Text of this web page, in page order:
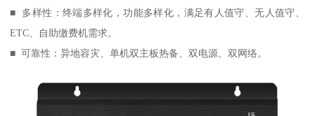
■ 多样性：终端多样化，功能多样化，满足有人值守、无人值守、
ETC、自助缴费机需求。
■ 可靠性：异地容灾、单机双主板热备、双电源、双网络。